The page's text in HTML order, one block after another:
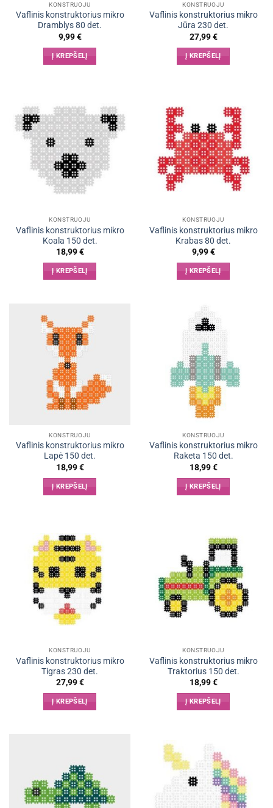
KONSTRUOJU
Vaflinis konstruktorius mikro
Dramblys 80 det.
9,99€
Į KREPŠELĮ
KONSTRUOJU
Vaflinis konstruktorius mikro
Jūra 230 det.
27,99€
Į KREPŠELĮ
KONSTRUOJU
Vaflinis konstruktorius mikro
Koala 150 det.
18,99€
Į KREPŠELĮ
KONSTRUOJU
Vaflinis konstruktorius mikro
Krabas 80 det.
9,99€
Į KREPŠELĮ
KONSTRUOJU
Vaflinis konstruktorius mikro
Lapė 150 det.
18,99€
Į KREPŠELĮ
KONSTRUOJU
Vaflinis konstruktorius mikro
Raketa 150 det.
18,99€
Į KREPŠELĮ
KONSTRUOJU
Vaflinis konstruktorius mikro
Tigras 230 det.
27,99€
Į KREPŠELĮ
KONSTRUOJU
Vaflinis konstruktorius mikro
Traktorius 150 det.
18,99€
Į KREPŠELĮ